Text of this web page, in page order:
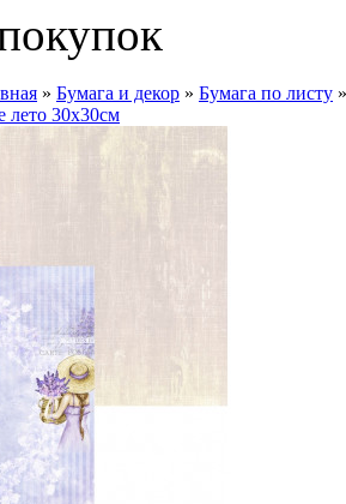
» Бумага и декор » Бумага по листу
лето 30х30см